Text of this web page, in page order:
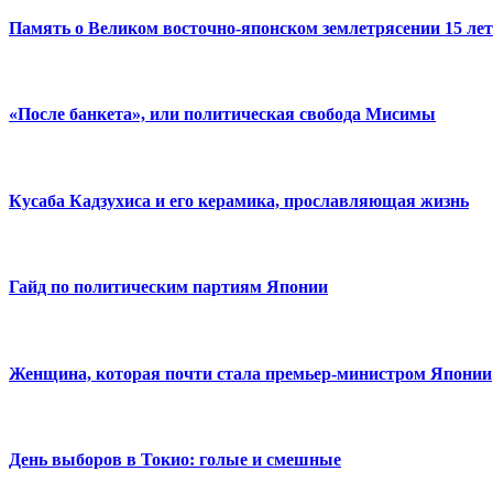
Память о Великом восточно-японском землетрясении 15
«После банкета», или политическая свобода Мисимы
Кусаба Кадзухиса и его керамика, прославляющая жизнь
Гайд по политическим партиям Японии
Женщина, которая почти стала премьер-министром Японии
День выборов в Токио: голые и смешные